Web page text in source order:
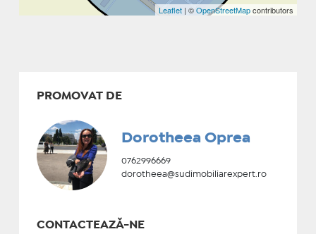
Leaflet | ©OpenStreetMapcontributors
PROMOVAT DE
Dorotheea Oprea
0762996669
dorotheea@sudimobiliarexpert.ro
CONTACTEAZĂ-NE